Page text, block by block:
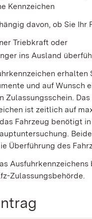
Kennzeichen
davon, ob Sie Ihr
Triebkraft oder
ins Ausland
erhalten
und auf Wunsch
Zulassungsschein. Das
ist zeitlich auf
Fahrzeug benötigt
Überführung des
Zulassungsbehörde.